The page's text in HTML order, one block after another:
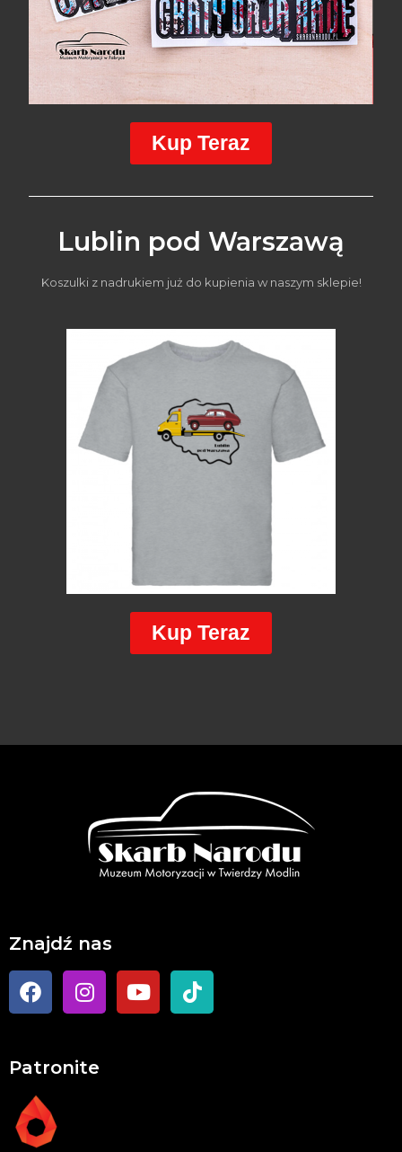
Kup Teraz
Lublin pod Warszawą
Koszulki z nadrukiem już do kupienia w naszym sklepie!
Kup Teraz
Znajdź nas
Patronite